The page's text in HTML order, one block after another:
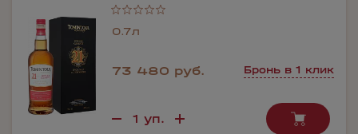
0.7л
73 480 руб. Бронь в 1 клик